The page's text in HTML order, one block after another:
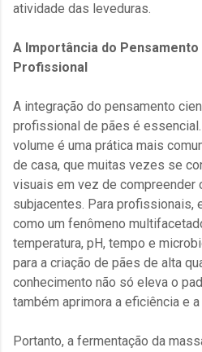
atividade das leveduras.
A Importância do
Profissional
A integração do pensamento
profissional de pães é
volume é uma prática mais
de casa, que muitas vezes se
visuais em vez de
subjacentes. Para profissionais,
como um fenômeno
temperatura, pH, tempo e
para a criação de pães de alta
conhecimento não só eleva o
também aprimora a eficiência e
Portanto, a fermentação da